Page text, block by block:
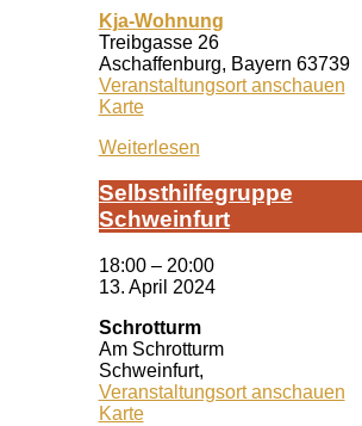
Kja-Wohnung
Treibgasse 26
Aschaffenburg, Bayern 63739
Veranstaltungsort anschauen
KarteKja-
Weiterlesen
Selbst­hil­fe­grup­pe
Schwein­furt
18:00 – 20:00
13. April 2024
Schrotturm
Am Schrotturm
Schweinfurt,
Veranstaltungsort anschauen
KarteSchrotturm